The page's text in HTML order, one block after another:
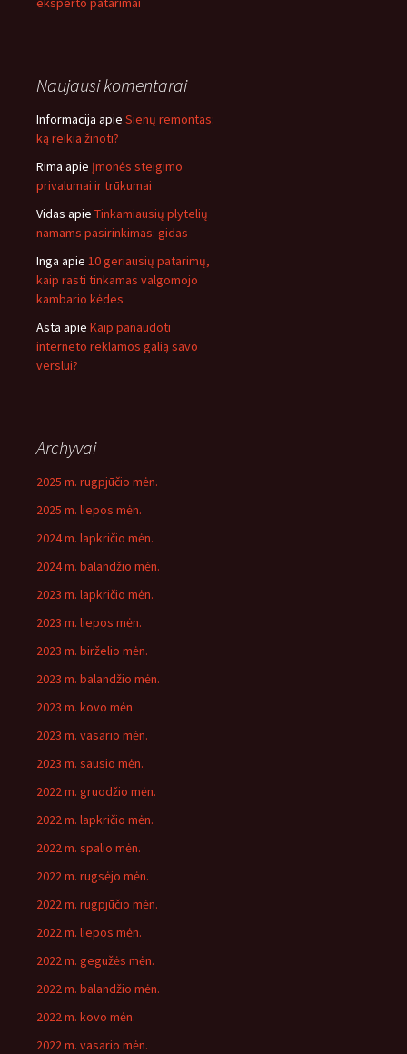
Naujausi komentarai
Informacija apie Sienų remontas:
ką reikia žinoti?
Rima apie Įmonės steigimo
privalumai ir trūkumai
Vidas apie Tinkamiausių plytelių
namams pasirinkimas: gidas
Inga apie 10 geriausių patarimų,
kaip rasti tinkamas valgomojo
kambario kėdes
Asta apie Kaip panaudoti
interneto reklamos galią savo
verslui?
Archyvai
2025 m. rugpjūčio mėn.
2025 m. liepos mėn.
2024 m. lapkričio mėn.
2024 m. balandžio mėn.
2023 m. lapkričio mėn.
2023 m. liepos mėn.
2023 m. birželio mėn.
2023 m. balandžio mėn.
2023 m. kovo mėn.
2023 m. vasario mėn.
2023 m. sausio mėn.
2022 m. gruodžio mėn.
2022 m. lapkričio mėn.
2022 m. spalio mėn.
2022 m. rugsėjo mėn.
2022 m. rugpjūčio mėn.
2022 m. liepos mėn.
2022 m. gegužės mėn.
2022 m. balandžio mėn.
2022 m. kovo mėn.
2022 m. vasario mėn.